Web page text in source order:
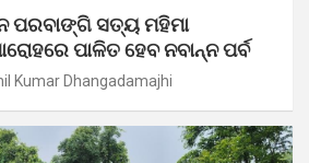
ପରବାଙ୍ଗି ସତ୍ୟ ମହିମା
ପାଳିତ ହେବ ନବାନ୍ନ ପର୍ବ
Kumar Dhangadamajhi